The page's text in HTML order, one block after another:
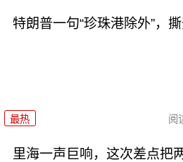
特朗普一句“珍珠港除外”，
最热 阅
里海一声巨响，这次差点把